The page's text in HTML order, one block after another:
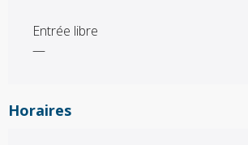
Entrée libre
—
Horaires